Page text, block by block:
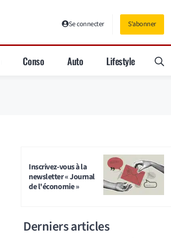
Se connecter S'abonner
Conso Auto Lifestyle
Inscrivez-vous à la
newsletter « Journal
de l'économie »
Derniers articles